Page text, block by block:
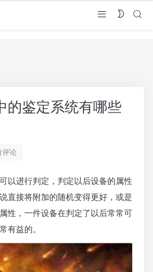
的鉴定系统有哪些
评论
以进行判定，判定以后设备的属性
直接将附加的随机变得更好，或是
性，一件设备在判定了以后常常可
有益的。